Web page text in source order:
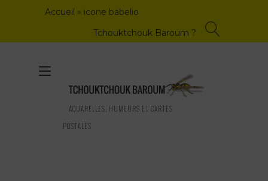
Accueil » icone babelio
Tchouktchouk Baroum ?
AQUARELLES, HUMEURS ET CARTES
POSTALES
Toggle
navigation